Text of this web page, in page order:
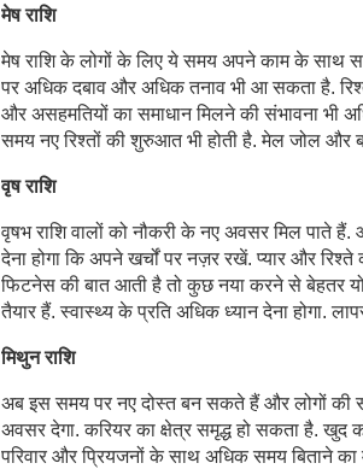
मेष राशि
मेष राशि के लोगों के लिए ये समय अपने काम के साथ
पर अधिक दबाव और अधिक तनाव भी आ सकता है.
और असहमतियों का समाधान मिलने की संभावना भी
समय नए रिश्तों की शुरुआत भी होती है. मेल जोल और
वृष राशि
वृषभ राशि वालों को नौकरी के नए अवसर मिल पाते
देना होगा कि अपने खर्चों पर नज़र रखें. प्यार और
फिटनेस की बात आती है तो कुछ नया करने से बेहतर
तैयार हैं. स्वास्थ्य के प्रति अधिक ध्यान देना होगा.
मिथुन राशि
अब इस समय पर नए दोस्त बन सकते हैं और लोगों की
अवसर देगा. करियर का क्षेत्र समृद्ध हो सकता है.
परिवार और प्रियजनों के साथ अधिक समय बिताने